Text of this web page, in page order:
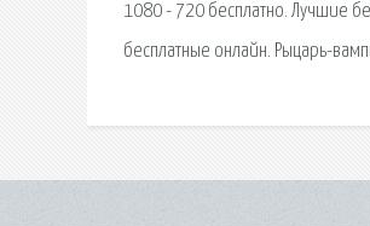
1080 - 720 бесплатно. Лучшие
бесплатные онлайн. Рыцарь-